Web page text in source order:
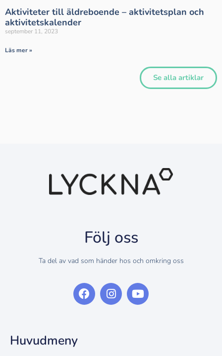
Aktiviteter till äldreboende – aktivitetsplan och
aktivitetskalender
september 11, 2023
Läs mer »
Se alla artiklar
Följ oss
Ta del av vad som händer hos och omkring oss
Huvudmeny